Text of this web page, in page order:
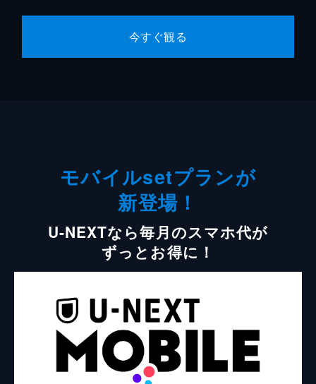
今すぐ観る
モバイルsetプランが
新登場！
U-NEXTなら毎月のスマホ代が
ずっとお得に！